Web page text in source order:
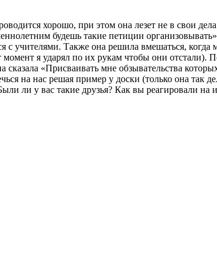
хорошо, при этом она лезет не в свои
будешь такие петиции
учителями. Также она решила вмешаться, когда
я ударял по их рукам чтобы они отстали).
сказала «Присваивать мне обзывательства
на нас решая пример у доски (только она так
ли у вас такие друзья? Как вы реагировали на